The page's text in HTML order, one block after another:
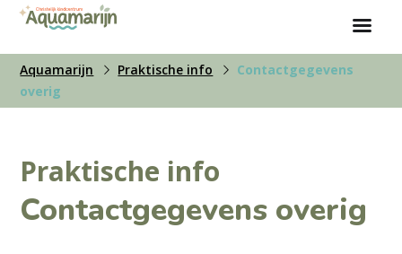
Aquamarijn Praktische info
Contactgegevens
overig
Praktische info
Contactgegevens overig